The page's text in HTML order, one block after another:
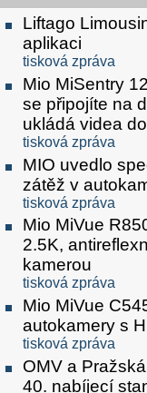
Liftago
aplikaci
tisková zpráva
Mio MiSentry
se připojíte na
ukládá videa
tisková zpráva
MIO uvedlo
zátěž v
tisková zpráva
Mio MiVue
2.5K,
kamerou
tisková zpráva
Mio MiVue
autokamery s
tisková zpráva
OMV a
40. nabíjecí